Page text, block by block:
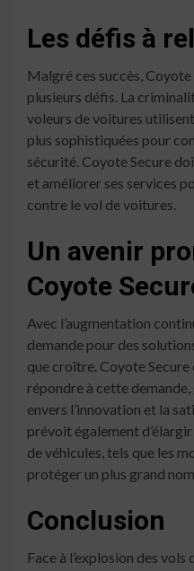
Les défis à
Malgré ces succès,
plusieurs défis. La
voleurs de voitures
plus sophistiquées pour
sécurité. Coyote Secure
et améliorer ses services
contre le vol de voitures.
Un avenir
Coyote
Avec l’augmentation
demande pour des
que croître. Coyote
répondre à cette
envers l’innovation et la
prévoit également d’élargir
de véhicules, tels que les
protéger un plus grand
Conclusion
Face à l’explosion des